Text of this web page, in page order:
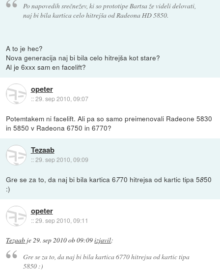
Po napovedih srečnežev, ki so prototipe Bartsa že videli delovati,
naj bi bila kartica celo hitrejša od Radeona HD 5850.
A to je hec?
Nova generacija naj bi bila celo hitrejša kot stare?
Al je 6xxx sam en facelift?
opeter
::29. sep 2010, 09:07
Potemtakem ni facelift. Ali pa so samo preimenovali Radeone 5830
in 5850 v Radeona 6750 in 6770?
Tezaab
::29. sep 2010, 09:09
Gre se za to, da naj bi bila kartica 6770 hitrejsa od kartic tipa 5850
:)
opeter
::29. sep 2010, 09:11
Tezaab je29. sep 2010 ob 09:09izjavil:
Gre se za to, da naj bi bila kartica 6770 hitrejsa od kartic tipa
5850 :)